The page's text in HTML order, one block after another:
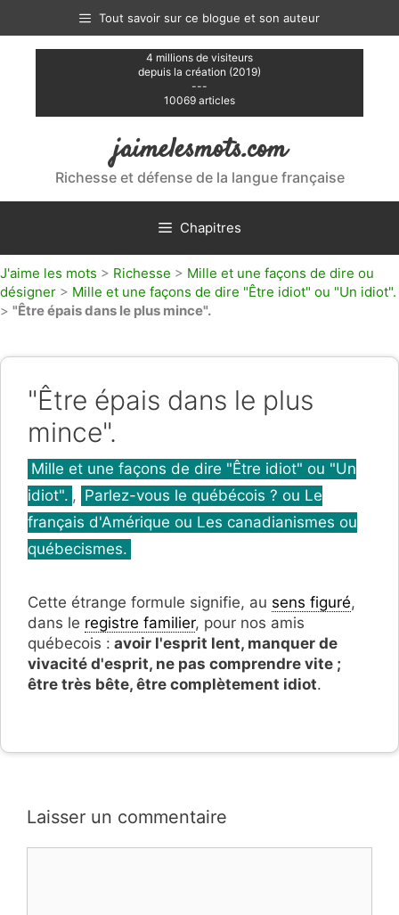
contenu
Tout savoir sur ce blogue et son auteur
4 millions de visiteurs
depuis la création (2019)
---
10069 articles
jaimelesmots.com
Richesse et défense de la langue française
Chapitres
J'aime les mots > Richesse > Mille et une façons de dire ou
désigner > Mille et une façons de dire "Être idiot" ou "Un idiot".
> "Être épais dans le plus mince".
"Être épais dans le plus
mince".
Catégories
Mille et une façons de dire "Être idiot" ou "Un
idiot". , Parlez-vous le québécois ? ou Le
français d'Amérique ou Les canadianismes ou
québecismes.
Cette étrange formule signifie, au sens figuré,
dans le registre familier, pour nos amis
québecois : avoir l'esprit lent, manquer de
vivacité d'esprit, ne pas comprendre vite ;
être très bête, être complètement idiot.
Laisser un commentaire